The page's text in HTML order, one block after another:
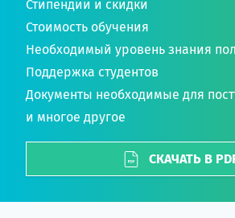
Стипендии и скидки
Стоимость обучения
Необходимый уровень знания
Поддержка студентов
Документы необходимые для
и многое другое
СКАЧАТЬ В